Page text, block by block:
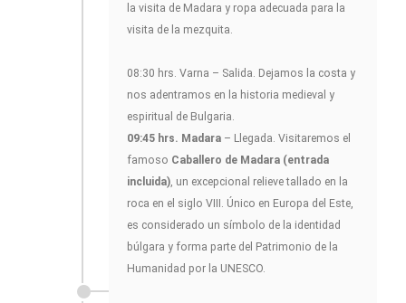
la visita de Madara y ropa adecuada para la
visita de la mezquita.
08:30 hrs. Varna – Salida. Dejamos la costa y
nos adentramos en la historia medieval y
espiritual de Bulgaria.
09:45 hrs. Madara – Llegada. Visitaremos el
famoso Caballero de Madara (entrada
incluida) , un excepcional relieve tallado en la
roca en el siglo VIII. Único en Europa del Este,
es considerado un símbolo de la identidad
búlgara y forma parte del Patrimonio de la
Humanidad por la UNESCO.